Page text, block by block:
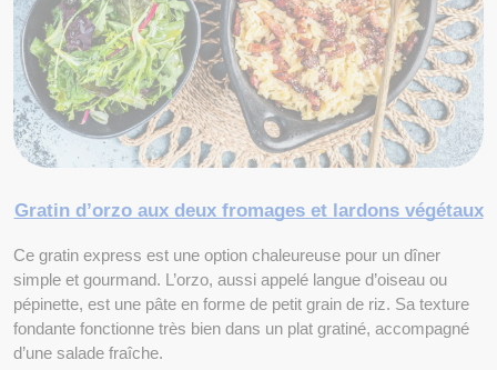
Gratin d’orzo aux deux fromages et lardons végétaux
Ce gratin express est une option chaleureuse pour un dîner
simple et gourmand. L’orzo, aussi appelé langue d’oiseau ou
pépinette, est une pâte en forme de petit grain de riz. Sa texture
fondante fonctionne très bien dans un plat gratiné, accompagné
d’une salade fraîche.